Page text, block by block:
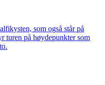
som også står på
turen på høydepunkter som